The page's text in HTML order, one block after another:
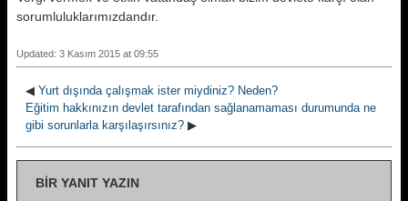
sorumluluklarımızdandır.
Updated: 3 Kasım 2015 at 09:55
◀ Yurt dışında çalışmak ister miydiniz? Neden?
Eğitim hakkınızın devlet tarafından sağlanamaması durumunda ne
gibi sorunlarla karşılaşırsınız? ▶
BIR YANIT YAZIN